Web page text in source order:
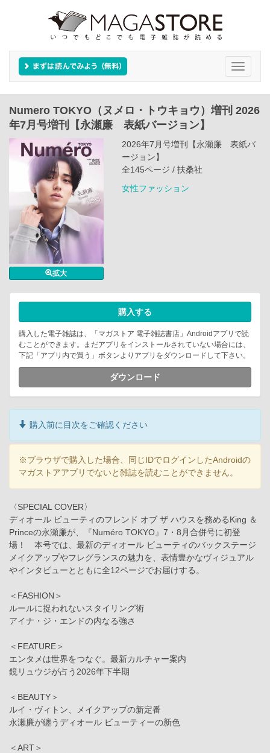
Toggle
Numero TOKYO（ヌメロ・トウキョウ）増刊 2026
年7月号増刊【永瀬廉 表紙バージョン】
拡大
2026年7月号増刊【永瀬廉 表紙バ
ージョン】
全145ページ / 扶桑社
女性ファッション
購入する
購入した電子雑誌は、「マガストア 電子雑誌書店」Androidアプリで読
むことができます。まだアプリをインストールされていない場合には、
下記「アプリ内で買う」ボタンよりアプリをダウンロードして下さい。
ダウンロード
購入前に目次をご確認ください
※ブラウザで購入した場合、同じIDでログインしたAndroidの
マガストアアプリでないと雑誌を読むことができません。
〈SPECIAL COVER〉
ディオール ビューティのフレンド オブ ザ ハウスを務めるKing ＆
Princeの永瀬廉が、『Numéro TOKYO』7・8月合併号に初登
場！ 本号では、最新のディオール ビューティのバックステージ
メイクアップやフレグランスの魅力を、表情豊かなヴィジュアル
やインタビューとともに全12ページでお届けする。
＜FASHION＞
ルールに捉われないスタイリング術
アイナ・ジ・エンドの内なる強さ
＜FEATURE＞
エンタメは世界をつなぐ。最新カルチャー案内
鏡リュウジが占う2026年下半期
＜BEAUTY＞
ルイ・ヴィトン、メイクアップの新定番
永瀬廉が纏うディオール ビューティーの新色
＜ART＞